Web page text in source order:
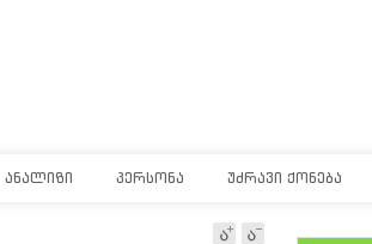
ᲐᲜᲐᲚᲘᲖᲘ ᲞᲔᲠᲡᲝᲜᲐ ᲣᲫᲠᲐᲕᲘ ᲥᲝᲜᲔᲑᲐ